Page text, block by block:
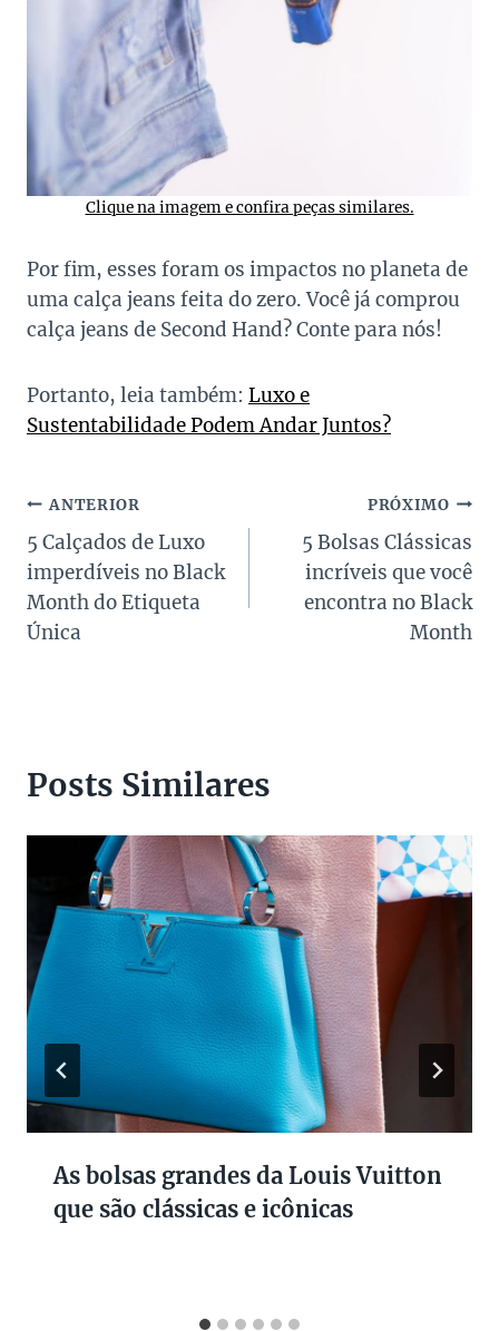
Clique na imagem e confira peças similares.
Por fim, esses foram os impactos no planeta de
uma calça jeans feita do zero. Você já comprou
calça jeans de Second Hand? Conte para nós!
Portanto, leia também: Luxo e
Sustentabilidade Podem Andar Juntos?
Navegação
de
Post
ANTERIOR
5 Calçados de Luxo
imperdíveis no Black
Month do Etiqueta
Única
PRÓXIMO
5 Bolsas Clássicas
incríveis que você
encontra no Black
Month
Posts Similares
As bolsas grandes da Louis Vuitton
que são clássicas e icônicas